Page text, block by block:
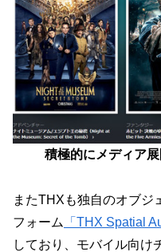
積極的にメディア
またTHXも独自のオブジ
フォーム
「THX Spatial
しており、モバイル向け